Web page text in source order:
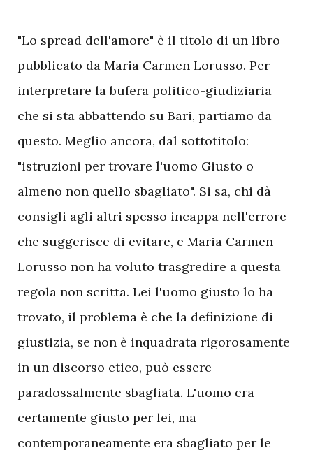
"Lo spread dell'amore" è il titolo di un libro
pubblicato da Maria Carmen Lorusso. Per
interpretare la bufera politico-giudiziaria
che si sta abbattendo su Bari, partiamo da
questo. Meglio ancora, dal sottotitolo:
"istruzioni per trovare l'uomo Giusto o
almeno non quello sbagliato". Si sa, chi dà
consigli agli altri spesso incappa nell'errore
che suggerisce di evitare, e Maria Carmen
Lorusso non ha voluto trasgredire a questa
regola non scritta. Lei l'uomo giusto lo ha
trovato, il problema è che la definizione di
giustizia, se non è inquadrata rigorosamente
in un discorso etico, può essere
paradossalmente sbagliata. L'uomo era
certamente giusto per lei, ma
contemporaneamente era sbagliato per le